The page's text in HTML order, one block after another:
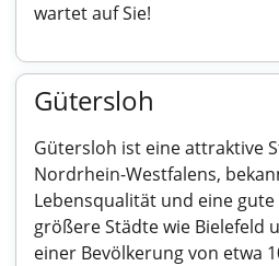
wartet auf Sie!
Gütersloh
Gütersloh ist eine attraktive
Nordrhein-Westfalens,
Lebensqualität und eine
größere Städte wie Bielefeld
einer Bevölkerung von etwa